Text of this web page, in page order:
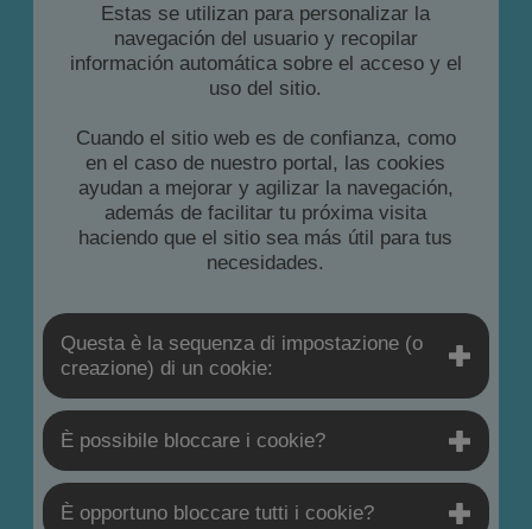
Estas se utilizan para personalizar la
navegación del usuario y recopilar
información automática sobre el acceso y el
uso del sitio.
Cuando el sitio web es de confianza, como
en el caso de nuestro portal, las cookies
ayudan a mejorar y agilizar la navegación,
además de facilitar tu próxima visita
haciendo que el sitio sea más útil para tus
necesidades.
Questa è la sequenza di impostazione (o
creazione) di un cookie:
È possibile bloccare i cookie?
È opportuno bloccare tutti i cookie?